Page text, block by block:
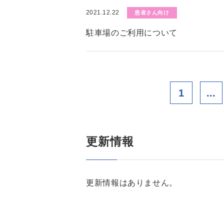
2021.12.22 患者さん向け
駐車場のご利用について
1 ...
更新情報
更新情報はありません。